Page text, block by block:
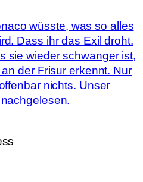
wüsste, was so alles
Dass ihr das Exil droht.
sie wieder schwanger ist,
der Frisur erkennt. Nur
nichts. Unser